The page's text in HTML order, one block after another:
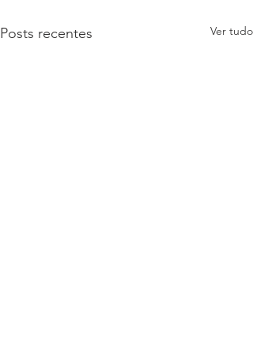
Posts recentes Ver tudo